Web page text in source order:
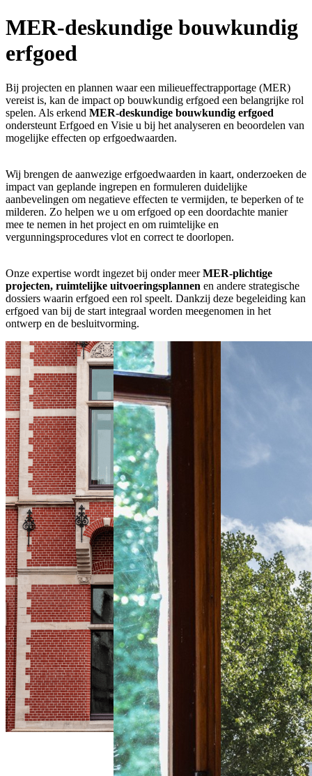
MER-deskundige bouwkundig
erfgoed
Bij projecten en plannen waar een milieueffectrapportage (MER)
vereist is, kan de impact op bouwkundig erfgoed een belangrijke rol
spelen. Als erkend MER-deskundige bouwkundig erfgoed
ondersteunt Erfgoed en Visie u bij het analyseren en beoordelen van
mogelijke effecten op erfgoedwaarden.
Wij brengen de aanwezige erfgoedwaarden in kaart, onderzoeken de
impact van geplande ingrepen en formuleren duidelijke
aanbevelingen om negatieve effecten te vermijden, te beperken of te
milderen. Zo helpen we u om erfgoed op een doordachte manier
mee te nemen in het project en om ruimtelijke en
vergunningsprocedures vlot en correct te doorlopen.
Onze expertise wordt ingezet bij onder meerMER-plichtige
projecten, ruimtelijke uitvoeringsplannen en andere strategische
dossiers waarin erfgoed een rol speelt. Dankzij deze begeleiding kan
erfgoed van bij de start integraal worden meegenomen in het
ontwerp en de besluitvorming.